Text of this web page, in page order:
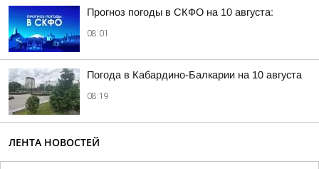
Прогноз погоды в СКФО на 10 августа:
08:01
Погода в Кабардино-Балкарии на 10 августа
08:19
ЛЕНТА НОВОСТЕЙ